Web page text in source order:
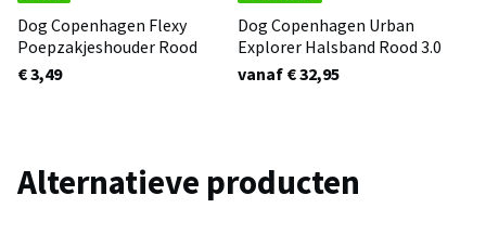
Dog Copenhagen Flexy
Poepzakjeshouder Rood
€ 3,49
Dog Copenhagen Urban
Explorer Halsband Rood 3.0
vanaf € 32,95
Alternatieve producten